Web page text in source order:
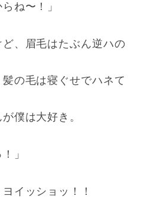
ね〜！」
、眉毛はたぶん逆ハの
の毛は寝ぐせでハネて
僕は大好き。
」
イッショッ！！